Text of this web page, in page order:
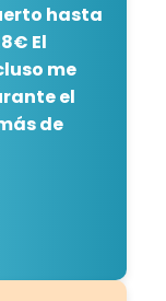
hasta
El
me
el
de